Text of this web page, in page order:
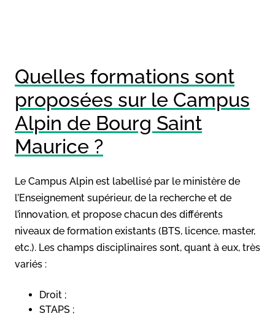
Quelles formations sont
proposées sur le Campus
Alpin de Bourg Saint
Maurice ?
Le Campus Alpin est labellisé par le ministère de
l’Enseignement supérieur, de la recherche et de
l’innovation, et propose chacun des différents
niveaux de formation existants (BTS, licence, master,
etc.). Les champs disciplinaires sont, quant à eux, très
variés :
Droit ;
STAPS ;